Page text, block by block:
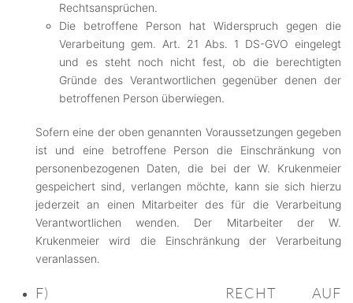
Rechtsansprüchen.
Die betroffene Person hat Widerspruch gegen die
Verarbeitung gem. Art. 21 Abs. 1 DS-GVO eingelegt
und es steht noch nicht fest, ob die berechtigten
Gründe des Verantwortlichen gegenüber denen der
betroffenen Person überwiegen.
Sofern eine der oben genannten Voraussetzungen gegeben
ist und eine betroffene Person die Einschränkung von
personenbezogenen Daten, die bei der W. Krukenmeier
gespeichert sind, verlangen möchte, kann sie sich hierzu
jederzeit an einen Mitarbeiter des für die Verarbeitung
Verantwortlichen wenden. Der Mitarbeiter der W.
Krukenmeier wird die Einschränkung der Verarbeitung
veranlassen.
F) RECHT AUF